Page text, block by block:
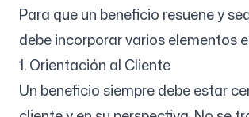
Para que un beneficio resuene y
debe incorporar varios elementos
1. Orientación al Cliente
Un beneficio siempre debe estar